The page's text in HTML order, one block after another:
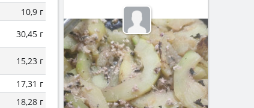
10,9 г
30,45 г
15,23 г
17,31 г
18,28 г